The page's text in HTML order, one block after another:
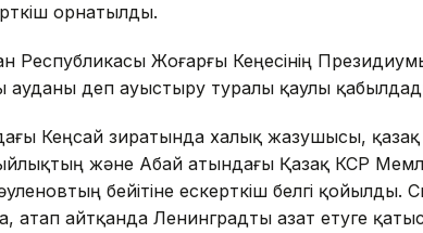
орнатылды.
Республикасы Жоғарғы Кеңесінің
ауданы деп ауыстыру туралы қаулы
Кеңсай зиратында халық жазушысы,
және Абай атындағы Қазақ КСР
бейітіне ескерткіш белгі қойылды.
атап айтқанда Ленинградты азат етуге